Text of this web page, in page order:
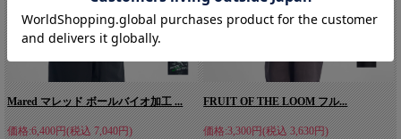
Mared マレッド ボールバイオ加工 ...
価格:6,400円(税込 7,040円)
FRUIT OF THE LOOM フル...
価格:3,300円(税込 3,630円)